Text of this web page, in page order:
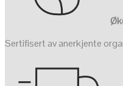
Sertifisert av anerkjente